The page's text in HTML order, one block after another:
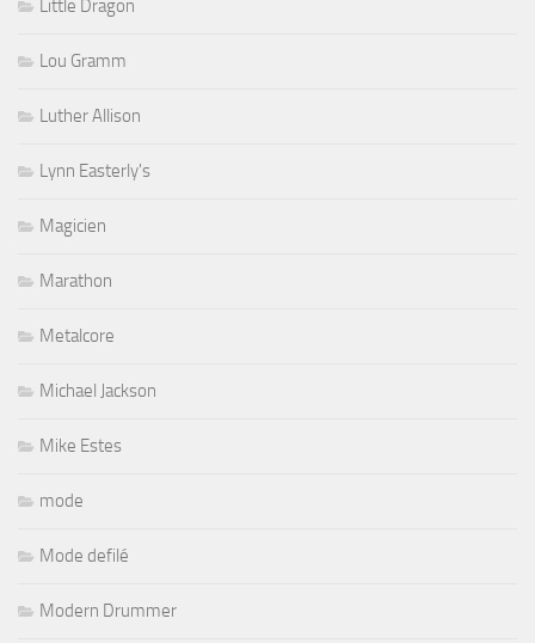
Little Dragon
Lou Gramm
Luther Allison
Lynn Easterly's
Magicien
Marathon
Metalcore
Michael Jackson
Mike Estes
mode
Mode defilé
Modern Drummer